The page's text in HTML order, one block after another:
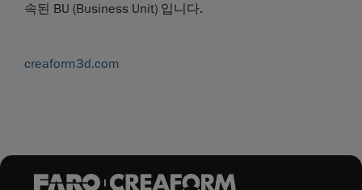
속된 BU (Business Unit) 입니다.
creaform3d.com